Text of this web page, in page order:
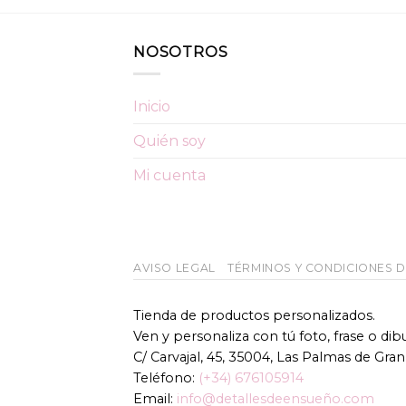
NOSOTROS
Inicio
Quién soy
Mi cuenta
AVISO LEGAL TÉRMINOS Y CONDICIONES
Tienda de productos personalizados.
Ven y personaliza con tú foto, frase o
C/ Carvajal, 45, 35004, Las Palmas de
Teléfono: (+34) 676105914
Email: info@detallesdeensueño.com